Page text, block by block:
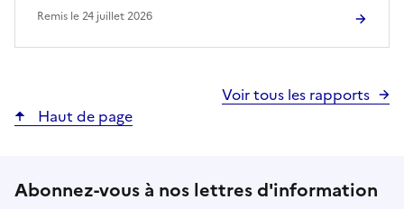
Remis le24 juillet 2026
Voir tous les rapports
Haut de page
Abonnez-vous à nos lettres d'information